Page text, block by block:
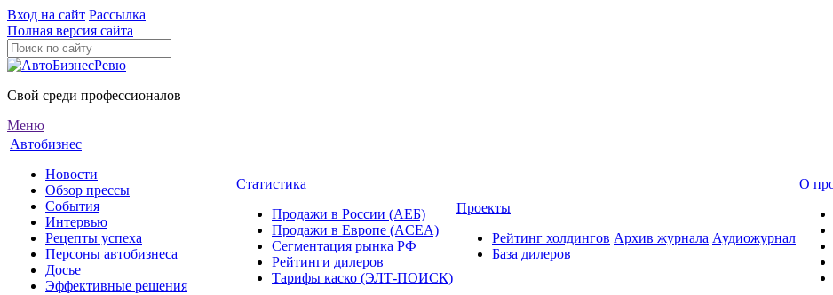
Вход на сайт Рассылка
Полная версия сайта
Свой среди профессионалов
Меню
Автобизнес
Новости
Обзор прессы
События
Интервью
Рецепты успеха
Персоны автобизнеса
Досье
Эффективные решения
Статистика
Продажи в России (АЕБ)
Продажи в Европе (ACEA)
Сегментация рынка РФ
Рейтинги дилеров
Тарифы каско (ЭЛТ-ПОИСК)
Проекты
Рейтинг холдингов
База дилеров
Архив журнала Аудиожурнал
О